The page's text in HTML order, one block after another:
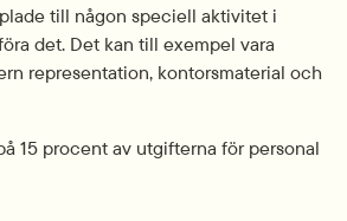
till någon speciell aktivitet i
det. Det kan till exempel vara
representation, kontorsmaterial och
15 procent av utgifterna för personal